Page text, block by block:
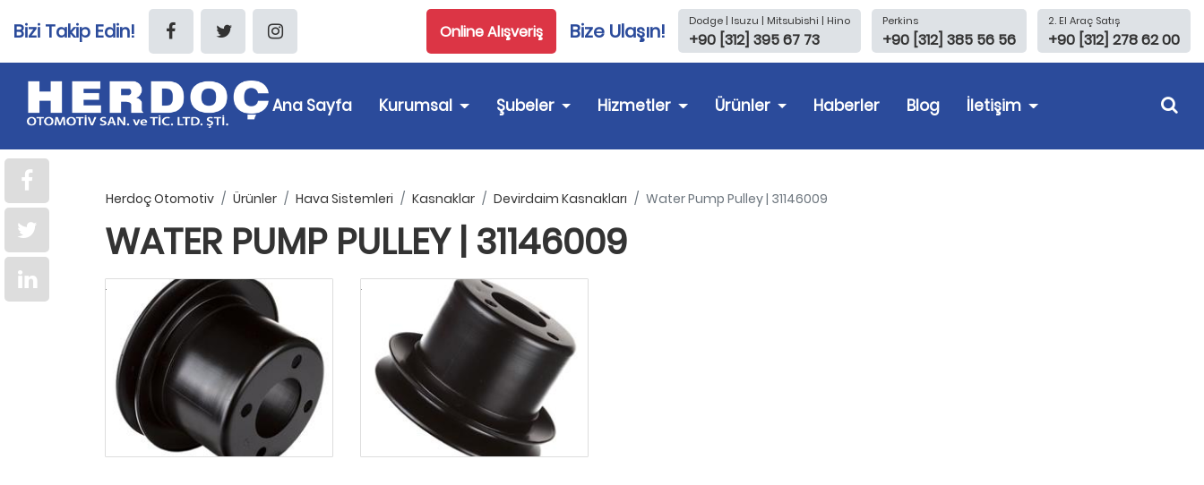
Bizi Takip Edin! 2. El Araç Satış
+90 [312] 278 62 00
Perkins
+90 [312] 385 56 56
Dodge | Isuzu | Mitsubishi | Hino
+90 [312] 395 67 73
Bize Ulaşın!
Online Alışveriş
Ana Sayfa Kurumsal Şubeler Hizmetler Ürünler Haberler Blog İletişim
Herdoç Otomotiv Ürünler Hava Sistemleri Kasnaklar Devirdaim Kasnakları Water Pump Pulley | 31146009
WATER PUMP PULLEY | 31146009